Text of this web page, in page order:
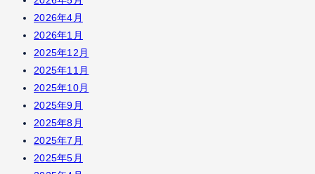
2026年4月
2026年1月
2025年12月
2025年11月
2025年10月
2025年9月
2025年8月
2025年7月
2025年5月